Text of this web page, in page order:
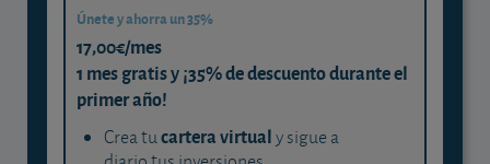
Únete y ahorra un 35%
17,00€/mes
1 mes gratis y ¡35% de descuento durante el
primer año!
Crea tucartera virtualy sigue a